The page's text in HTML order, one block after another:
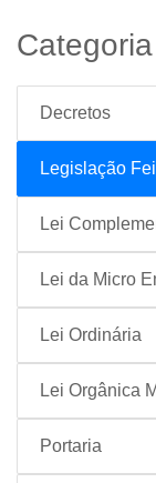
Categoria
Decretos
Legislação
Lei
Lei da Micro
Lei Ordinária
Lei Orgânica
Portaria